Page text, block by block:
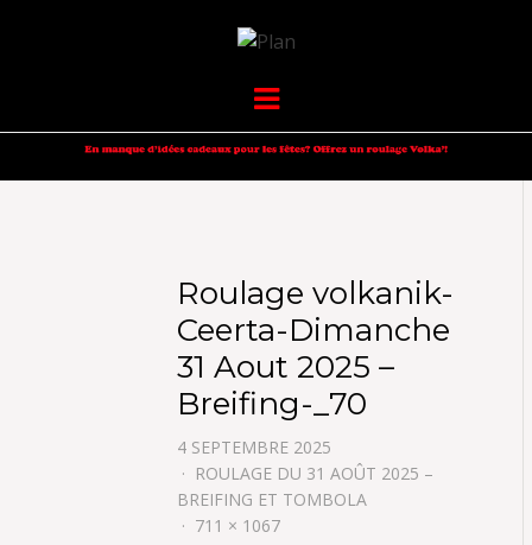
VOLKANIK-
ENDURANCE
Menu
Roulage volkanik-
Ceerta-Dimanche
31 Aout 2025 –
Breifing-_70
4 SEPTEMBRE 2025
ROULAGE DU 31 AOÛT 2025 –
BREIFING ET TOMBOLA
711 × 1067